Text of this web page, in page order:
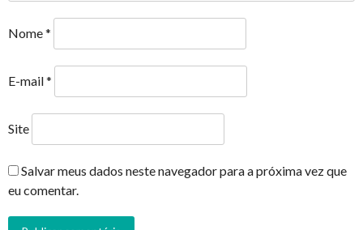
Nome*
E-mail*
Site
Salvar meus dados neste navegador para a próxima vez que
eu comentar.